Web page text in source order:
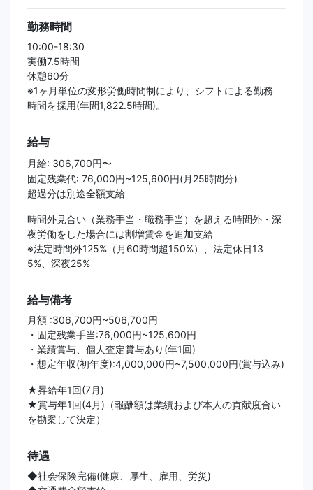
勤務時間
10:00-18:30
実働7.5時間
休憩60分
※1ヶ月単位の変形労働時間制により、シフトによる勤務
時間を採用(年間1,822.5時間)。
給与
月給: 306,700円〜
固定残業代: 76,000円~125,600円(月25時間分)
超過分は別途全額支給
時間外見合い（業務手当・職務手当）を超える時間外・深
夜労働をした場合には割増賃金を追加支給
※法定時間外125%（月60時間超150%）、法定休日13
5%、深夜25%
給与備考
月額 :306,700円~506,700円
・固定残業手当:76,000円~125,600円
・業績賞与、個人査定賞与あり(年1回)
・想定年収(初年度):4,000,000円~7,500,000円(賞与込み)
★昇給年1回(7月)
★賞与年1回(4月)（報酬額は業績および本人の貢献度合い
を勘案して決定）
待遇
◆社会保険完備(健康、厚生、雇用、労災)